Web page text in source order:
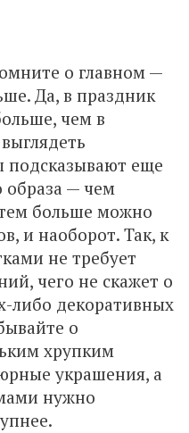
о главном —
Да, в праздник
чем в
подсказывают еще
образа — чем
больше можно
и наоборот. Так, к
не требует
чего не скажет о
либо декоративных
о
хрупким
украшения, а
нужно